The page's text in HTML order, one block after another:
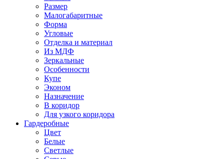
Размер
Малогабаритные
Форма
Угловые
Отделка и материал
Из МДФ
Зеркальные
Особенности
Купе
Эконом
Назначение
В коридор
Для узкого коридора
Гардеробные
Цвет
Белые
Светлые